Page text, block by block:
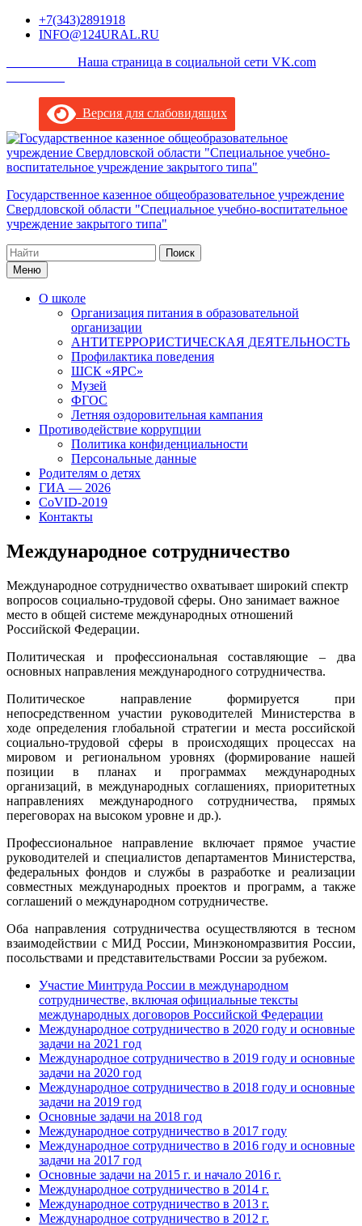
Перейти+7(343)2891918
INFO@124URAL.RU
___________Наша страница в социальной сети VK.com
Версия для слабовидящих
Государственное казенное общеобразовательное учреждение
Свердловской области "Специальное учебно-воспитательное
учреждение закрытого типа"
Поиск
по:Меню
О школе
Организация питания в образовательной
организации
АНТИТЕРРОРИСТИЧЕСКАЯ ДЕЯТЕЛЬНОСТЬ
Профилактика поведения
ШСК «ЯРС»
Музей
ФГОС
Летняя оздоровительная кампания
Противодействие коррупции
Политика конфиденциальности
Персональные данные
Родителям о детях
ГИА — 2026
CoVID-2019
Контакты
Международное сотрудничество
Международное сотрудничество охватывает широкий спектр
вопросов социально-трудовой сферы. Оно занимает важное
место в общей системе международных отношений
Российской Федерации.
Политическая и профессиональная составляющие – два
основных направления международного сотрудничества.
Политическое направление формируется при
непосредственном участии руководителей Министерства в
ходе определения глобальной стратегии и места российской
социально-трудовой сферы в происходящих процессах на
мировом и региональном уровнях (формирование нашей
позиции в планах и программах международных
организаций, в международных соглашениях, приоритетных
направлениях международного сотрудничества, прямых
переговорах на высоком уровне и др.).
Профессиональное направление включает прямое участие
руководителей и специалистов департаментов Министерства,
федеральных фондов и службы в разработке и реализации
совместных международных проектов и программ, а также
соглашений о международном сотрудничестве.
Оба направления сотрудничества осуществляются в тесном
взаимодействии с МИД России, Минэкономразвития России,
посольствами и представительствами России за рубежом.
Участие Минтруда России в международном
сотрудничестве, включая официальные тексты
международных договоров Российской Федерации
Международное сотрудничество в 2020 году и основные
задачи на 2021 год
Международное сотрудничество в 2019 году и основные
задачи на 2020 год
Международное сотрудничество в 2018 году и основные
задачи на 2019 год
Основные задачи на 2018 год
Международное сотрудничество в 2017 году
Международное сотрудничество в 2016 году и основные
задачи на 2017 год
Основные задачи на 2015 г. и начало 2016 г.
Международное сотрудничество в 2014 г.
Международное сотрудничество в 2013 г.
Международное сотрудничество в 2012 г.